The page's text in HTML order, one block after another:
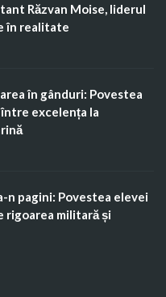
Răzvan Moise, liderul
în realitate
în gânduri: Povestea
excelența la
n pagini: Povestea elevei
rigoarea militară și